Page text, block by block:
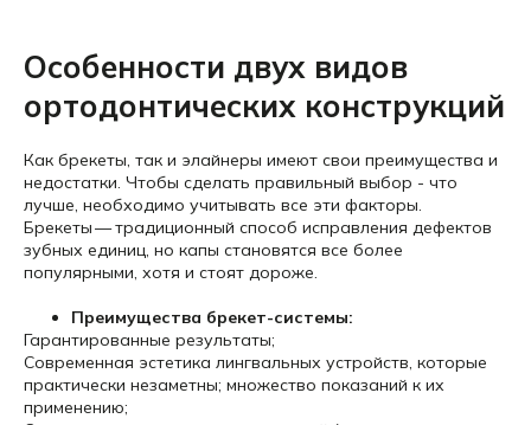
Особенности двух видов
ортодонтических конструкций
Как брекеты, так и элайнеры имеют свои преимущества и
недостатки. Чтобы сделать правильный выбор - что
лучше, необходимо учитывать все эти факторы.
Брекеты — традиционный способ исправления дефектов
зубных единиц, но капы становятся все более
популярными, хотя и стоят дороже.
Преимущества брекет-системы:
Гарантированные результаты;
Современная эстетика лингвальных устройств, которые
практически незаметны; множество показаний к их
применению;